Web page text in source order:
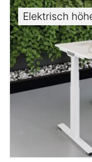
Elektrisch